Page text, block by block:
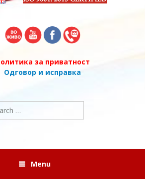
за приватност
Одговор и исправка
Menu